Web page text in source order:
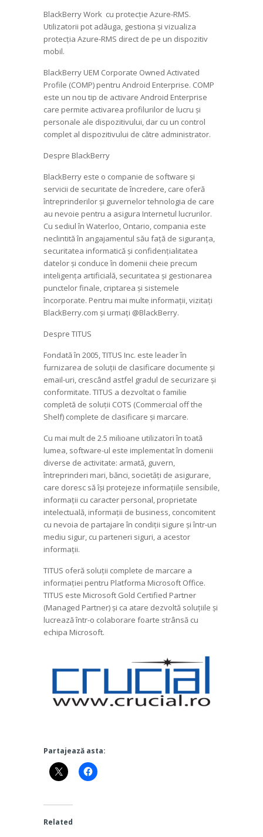
BlackBerry Work cu protecție Azure-RMS.
Utilizatorii pot adăuga, gestiona și vizualiza
protecția Azure-RMS direct de pe un dispozitiv
mobil.
BlackBerry UEM Corporate Owned Activated
Profile (COMP) pentru Android Enterprise. COMP
este un nou tip de activare Android Enterprise
care permite activarea profilurilor de lucru și
personale ale dispozitivului, dar cu un control
complet al dispozitivului de către administrator.
Despre BlackBerry
BlackBerry este o companie de software și
servicii de securitate de încredere, care oferă
întreprinderilor și guvernelor tehnologia de care
au nevoie pentru a asigura Internetul lucrurilor.
Cu sediul în Waterloo, Ontario, compania este
neclintită în angajamentul său față de siguranța,
securitatea informatică și confidențialitatea
datelor și conduce în domenii cheie precum
inteligența artificială, securitatea și gestionarea
punctelor finale, criptarea și sistemele
încorporate. Pentru mai multe informații, vizitați
BlackBerry.com și urmați @BlackBerry.
Despre TITUS
Fondată în 2005, TITUS Inc. este leader în
furnizarea de soluții de clasificare documente și
email-uri, crescând astfel gradul de securizare și
conformitate. TITUS a dezvoltat o familie
completă de soluții COTS (Commercial off the
Shelf) complete de clasificare și marcare.
Cu mai mult de 2.5 milioane utilizatori în toată
lumea, software-ul este implementat în domenii
diverse de activitate: armată, guvern,
întreprinderi mari, bănci, societăți de asigurare,
care doresc să își protejeze informațiile sensibile,
informații cu caracter personal, proprietate
intelectuală, informații de business, concomitent
cu nevoia de partajare în condiții sigure și într-un
mediu sigur, cu parteneri siguri, a acestor
informații.
TITUS oferă soluții complete de marcare a
informației pentru Platforma Microsoft Office.
TITUS este Microsoft Gold Certified Partner
(Managed Partner) și ca atare dezvoltă soluțiile și
lucrează într-o colaborare foarte strânsă cu
echipa Microsoft.
Partajează asta:
Related